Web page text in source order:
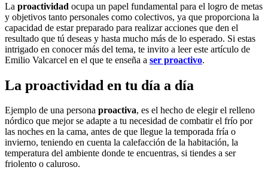
La proactividad ocupa un papel fundamental para el logro de metas
y objetivos tanto personales como colectivos, ya que proporciona la
capacidad de estar preparado para realizar acciones que den el
resultado que tú deseas y hasta mucho más de lo esperado. Si estas
intrigado en conocer más del tema, te invito a leer este artículo de
Emilio Valcarcel en el que te enseña a ser proactivo.
La proactividad en tu día a día
Ejemplo de una persona proactiva, es el hecho de elegir el relleno
nórdico que mejor se adapte a tu necesidad de combatir el frío por
las noches en la cama, antes de que llegue la temporada fría o
invierno, teniendo en cuenta la calefacción de la habitación, la
temperatura del ambiente donde te encuentras, si tiendes a ser
friolento o caluroso.